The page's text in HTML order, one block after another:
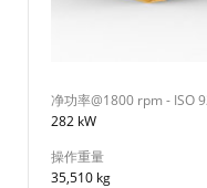
净功率@1800 rpm - ISO
282 kW
操作重量
35,510 kg